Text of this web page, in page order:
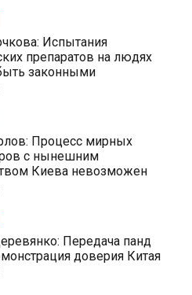
Испытания
препаратов на людях
законными
Процесс мирных
с нынешним
Киева невозможен
Передача панд
доверия Китая